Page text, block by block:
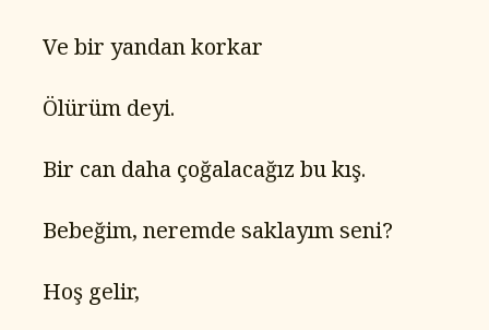
   Ve bir yandan korkar
   Ölürüm deyi.
   Bir can daha çoğalacağız bu kış.
   Bebeğim, neremde saklayım seni?
   Hoş gelir,